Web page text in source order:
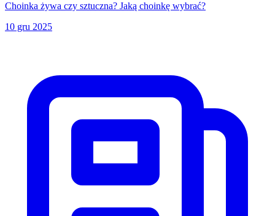
Choinka żywa czy sztuczna? Jaką choinkę wybrać?
10 gru 2025